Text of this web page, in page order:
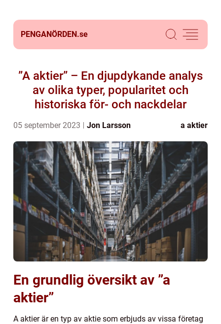
PENGANÖRDEN.se
”A aktier” – En djupdykande analys
av olika typer, popularitet och
historiska för- och nackdelar
05 september 2023 Jon Larsson a aktier
En grundlig översikt av ”a
aktier”
A aktier är en typ av aktie som erbjuds av vissa företag